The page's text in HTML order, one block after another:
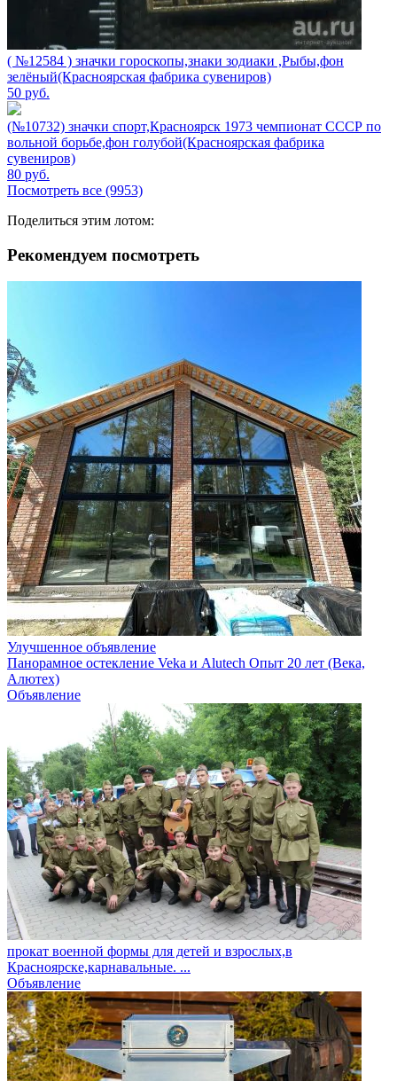
( №12584 ) значки гороскопы,знаки зодиаки ,Рыбы,фон
зелёный(Красноярская фабрика сувениров)
50 руб.
(№10732) значки спорт,Красноярск 1973 чемпионат СССР по
вольной борьбе,фон голубой(Красноярская фабрика
сувениров)
80 руб.
Посмотреть все (9953)
Поделиться этим лотом:
Рекомендуем посмотреть
Улучшенное объявление
Панорамное остекление Veka и Alutech Опыт 20 лет (Века,
Алютех)
Объявление
прокат военной формы для детей и взрослых,в
Красноярске,карнавальные. ...
Объявление